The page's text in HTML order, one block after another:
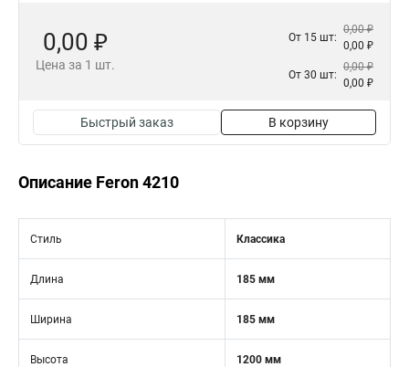
0,00 ₽
Цена за 1 шт.
От 15 шт:
0,00 ₽
0,00 ₽
От 30 шт:
0,00 ₽
0,00 ₽
Быстрый заказ В корзину
Описание Feron 4210
Стиль Классика
Длина 185 мм
Ширина 185 мм
Высота 1200 мм